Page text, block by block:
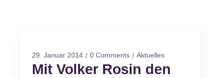
29. Januar 2014 0 Comments Aktuelles
Mit Volker Rosin den